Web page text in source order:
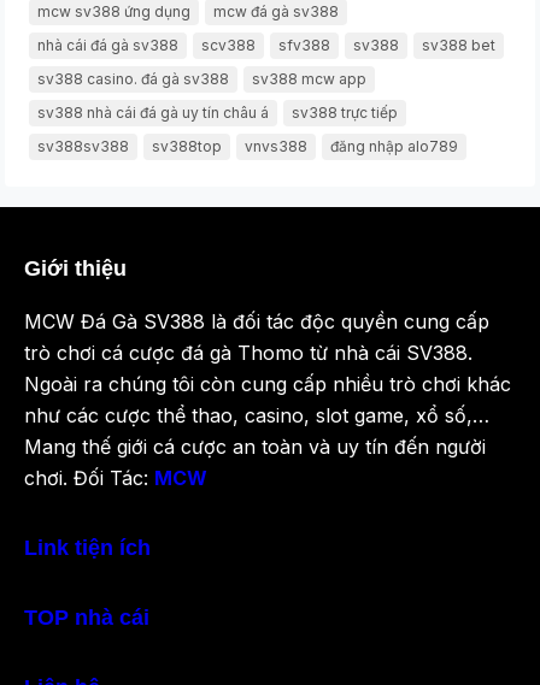
mcw sv388 ứng dụng
mcw đá gà sv388
nhà cái đá gà sv388
scv388 sfv388 sv388
sv388 bet
sv388 casino. đá gà sv388
sv388 mcw app
sv388 nhà cái đá gà uy tín châu á
sv388 trực tiếp
sv388sv388
sv388top vnvs388 đăng nhập alo789
Giới thiệu
MCW Đá Gà SV388 là đối tác độc quyền cung cấp
trò chơi cá cược đá gà Thomo từ nhà cái SV388.
Ngoài ra chúng tôi còn cung cấp nhiều trò chơi khác
như các cược thể thao, casino, slot game, xổ số,…
Mang thế giới cá cược an toàn và uy tín đến người
chơi. Đối Tác: MCW
Link tiện ích
TOP nhà cái